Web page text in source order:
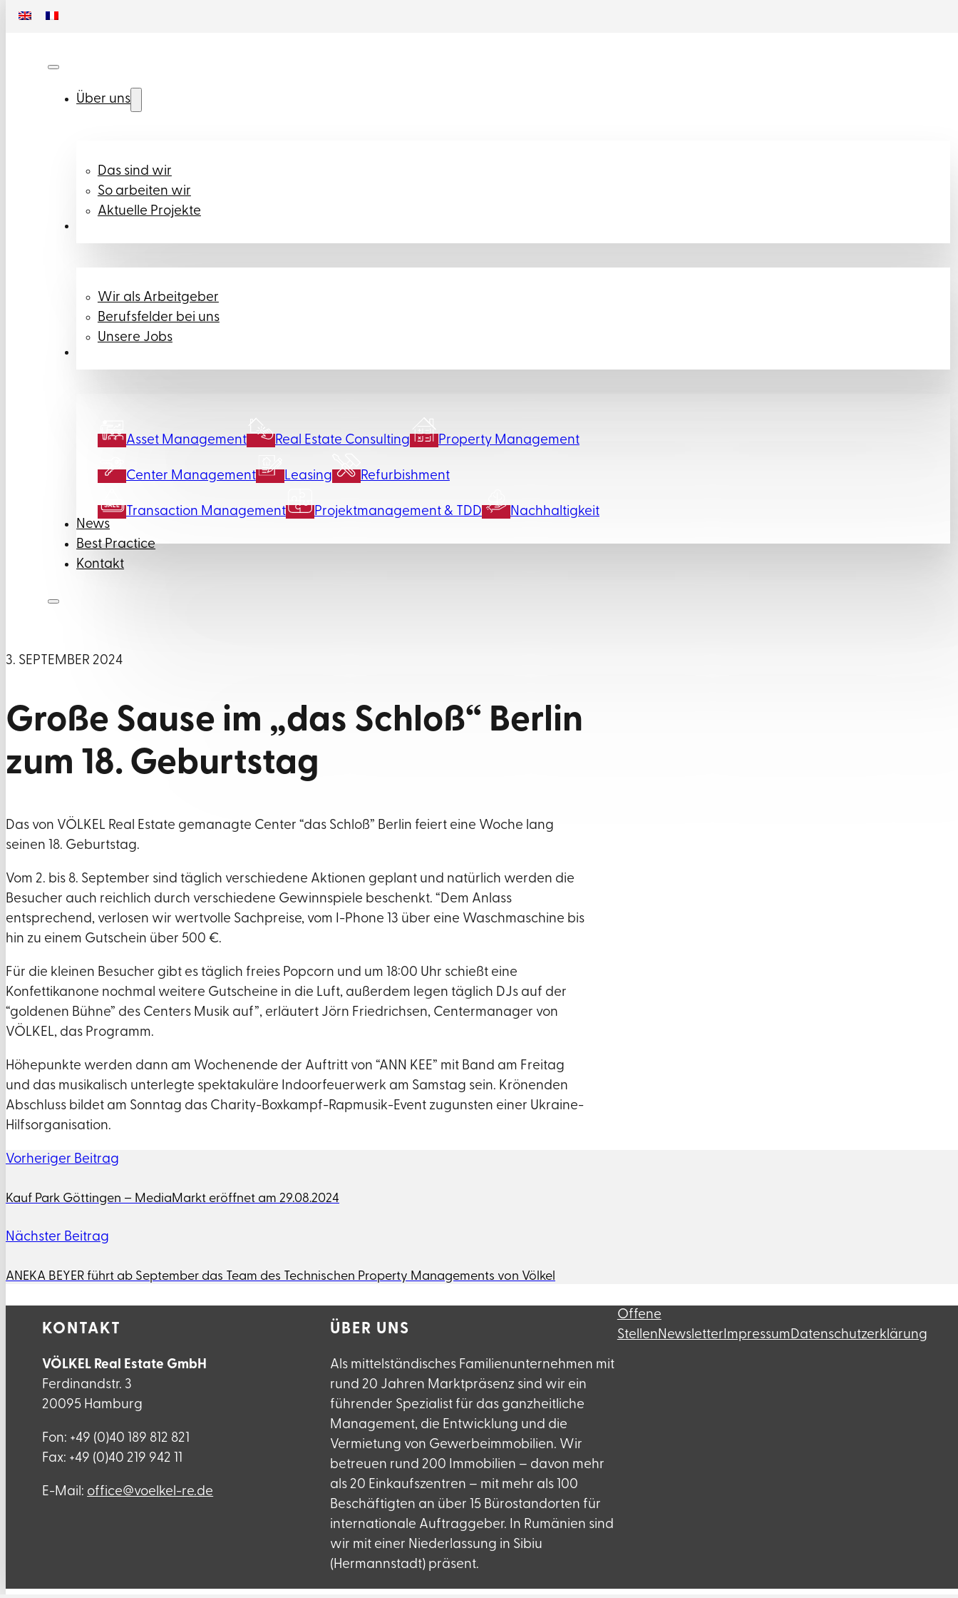
Über uns
Das sind wir
So arbeiten wir
Aktuelle Projekte
Wir als Arbeitgeber
Berufsfelder bei uns
Unsere Jobs
Asset Management Real Estate Consulting Property Management
Center Management Leasing Refurbishment
Transaction Management Projektmanagement & TDD
Nachhaltigkeit
News
Best Practice
Kontakt
3. SEPTEMBER 2024
Große Sause im „das Schloß“ Berlin
zum 18. Geburtstag
Das von VÖLKEL Real Estate gemanagte Center “das Schloß” Berlin feiert eine Woche lang
seinen 18. Geburtstag.
Vom 2. bis 8. September sind täglich verschiedene Aktionen geplant und natürlich werden die
Besucher auch reichlich durch verschiedene Gewinnspiele beschenkt. “Dem Anlass
entsprechend, verlosen wir wertvolle Sachpreise, vom I-Phone 13 über eine Waschmaschine bis
hin zu einem Gutschein über 500 €.
Für die kleinen Besucher gibt es täglich freies Popcorn und um 18:00 Uhr schießt eine
Konfettikanone nochmal weitere Gutscheine in die Luft, außerdem legen täglich DJs auf der
“goldenen Bühne” des Centers Musik auf”, erläutert Jörn Friedrichsen, Centermanager von
VÖLKEL, das Programm.
Höhepunkte werden dann am Wochenende der Auftritt von “ANN KEE” mit Band am Freitag
und das musikalisch unterlegte spektakuläre Indoorfeuerwerk am Samstag sein. Krönenden
Abschluss bildet am Sonntag das Charity-Boxkampf-Rapmusik-Event zugunsten einer Ukraine-
Hilfsorganisation.
Vorheriger Beitrag
Kauf Park Göttingen – MediaMarkt eröffnet am 29.08.2024
Nächster Beitrag
ANEKA BEYER führt ab September das Team des Technischen Property Managements von Völkel
KONTAKT
VÖLKEL Real Estate GmbH
Ferdinandstr. 3
20095 Hamburg
Fon: +49 (0)40 189 812 821
Fax: +49 (0)40 219 942 11
E-Mail: ed.er-lekleov@eciffo
ÜBER UNS
Als mittelständisches Familienunternehmen mit
rund 20 Jahren Marktpräsenz sind wir ein
führender Spezialist für das ganzheitliche
Management, die Entwicklung und die
Vermietung von Gewerbeimmobilien. Wir
betreuen rund 200 Immobilien – davon mehr
als 20 Einkaufszentren – mit mehr als 100
Beschäftigten an über 15 Bürostandorten für
internationale Auftraggeber. In Rumänien sind
wir mit einer Niederlassung in Sibiu
(Hermannstadt) präsent.
Offene
StellenNewsletterImpressumDatenschutzerklärung